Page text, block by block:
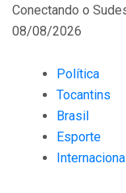
Conectando o
08/08/2026
Política
Tocantins
Brasil
Esporte